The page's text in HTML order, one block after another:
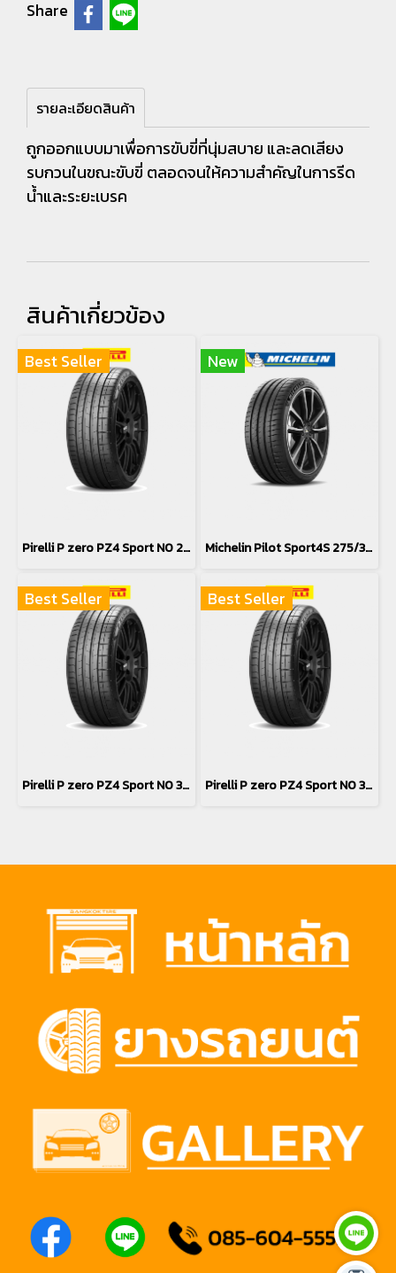
Share
รายละเอียดสินค้า
ถูกออกแบบมาเพื่อการขับขี่ที่นุ่มสบาย และลดเสียง
รบกวนในขณะขับขี่ ตลอดจนให้ความสำคัญในการรีด
น้ำและระยะเบรค
สินค้าเกี่ยวข้อง
Best Seller
Pirelli P zero PZ4 Sport N0 275/35R21
New
Michelin Pilot Sport4S 275/35R21
Best Seller
Pirelli P zero PZ4 Sport N0 315/30R21
Best Seller
Pirelli P zero PZ4 Sport N0 315/30R21